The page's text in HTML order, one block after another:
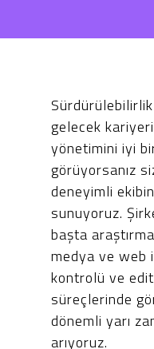
gelecek
yönetimini iyi
görüyorsanız
deneyimli
sunuyoruz.
başta
medya ve web
kontrolü ve
süreçlerinde
dönemli yarı
arıyoruz.